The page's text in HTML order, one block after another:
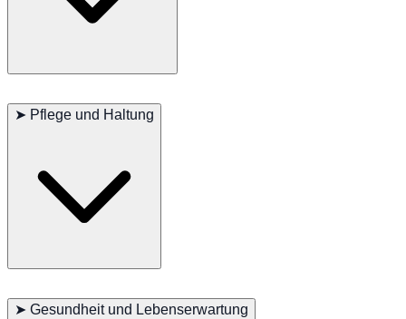
Besonders im Umgang mit Kindern zeigen sie sich sanft und
➤ Pflege und Haltung
vorzubeugen. Aufgrund ihrer Hitzeempfindlichkeit ist ein kühles
➤ Gesundheit und Lebenserwartung